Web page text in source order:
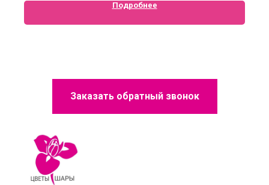
Подробнее
Заказать обратный звонок